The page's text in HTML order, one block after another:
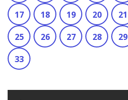
17
18 19 20 21
25
26 27 28 29
33